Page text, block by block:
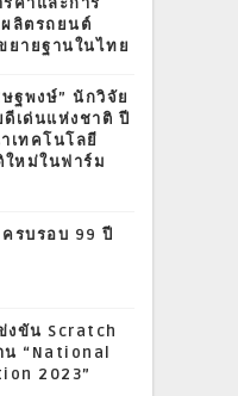
ค้าและการ
ลิตรถยนต์
ยายฐานในไทย
ฐพงษ์” นักวิจัย
เด่นแห่งชาติ ปี
เทคโนโลยี
ใหม่ในฟาร์ม
ครบรอบ 99 ปี
งขัน Scratch
น “National
2023”